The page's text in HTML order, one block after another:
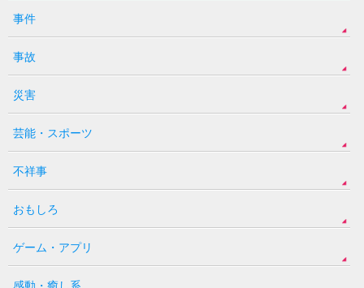
事件
事故
災害
芸能・スポーツ
不祥事
おもしろ
ゲーム・アプリ